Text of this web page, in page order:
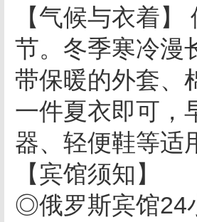
【气候与衣着
节。冬季寒冷漫
带保暖的外套、
一件夏衣即可，
器、轻便鞋等适
【宾馆须知】
◎俄罗斯宾馆24